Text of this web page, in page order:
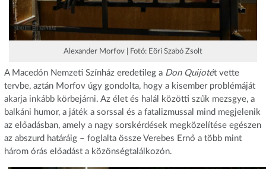
Alexander Morfov | Fotó: Eöri Szabó Zsolt
A Macedón Nemzeti Színház eredetileg a Don Quijotét vette
tervbe, aztán Morfov úgy gondolta, hogy a kisember problémáját
akarja inkább körbejárni. Az élet és halál közötti szűk mezsgye, a
balkáni humor, a játék a sorssal és a fatalizmussal mind megjelenik
az előadásban, amely a nagy sorskérdések megközelítése egészen
az abszurd határáig – foglalta össze Verebes Ernő a több mint
három órás előadást a közönségtalálkozón.